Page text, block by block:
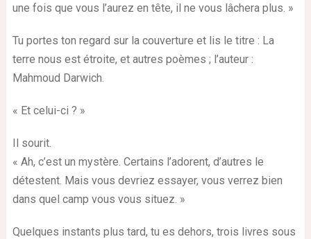
une fois que vous l’aurez en tête, il ne vous lâchera plus. »
Tu portes ton regard sur la couverture et lis le titre : La
terre nous est étroite, et autres poèmes ; l’auteur :
Mahmoud Darwich.
« Et celui-ci ? »
Il sourit.
« Ah, c’est un mystère. Certains l’adorent, d’autres le
détestent. Mais vous devriez essayer, vous verrez bien
dans quel camp vous vous situez. »
Quelques instants plus tard, tu es dehors, trois livres sous